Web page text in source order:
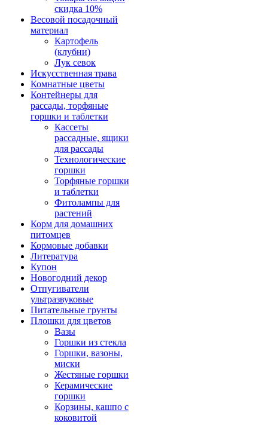
скидка 10%
Весовой посадочный
материал
Картофель
(клубни)
Лук севок
Искусственная трава
Комнатные цветы
Контейнеры для
рассады, торфяные
горшки и таблетки
Кассеты
рассадные, ящики
для рассады
Технологические
горшки
Торфяные горшки
и таблетки
Фитолампы для
растений
Корм для домашних
питомцев
Кормовые добавки
Литература
Купон
Новогодний декор
Отпугиватели
ультразвуковые
Питательные грунты
Плошки для цветов
Вазы
Горшки из стекла
Горшки, вазоны,
миски
Жестяные горшки
Керамические
горшки
Корзины, кашпо с
коковитой